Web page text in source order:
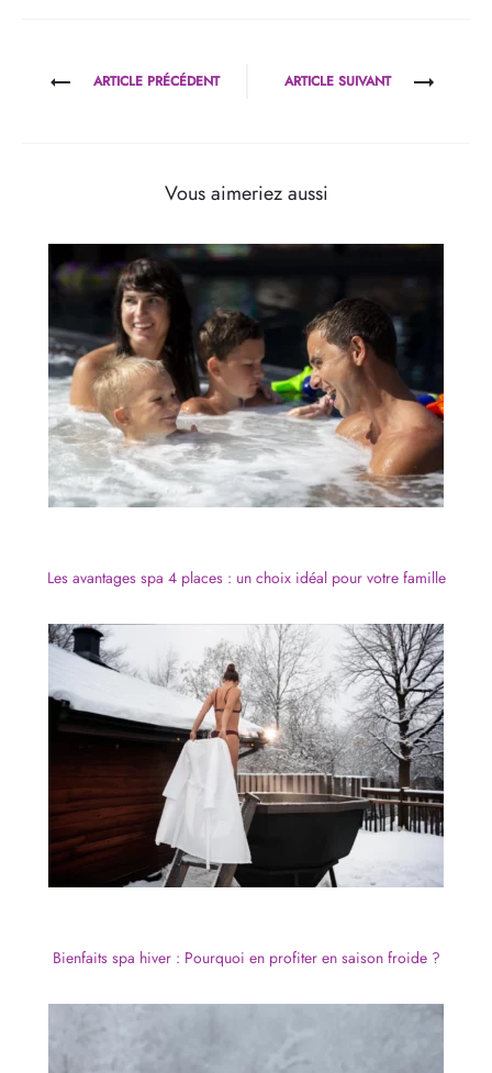
Navigation
ARTICLE PRÉCÉDENT ARTICLE SUIVANT
Vous aimeriez aussi
Les avantages spa 4 places : un choix idéal pour votre famille
Bienfaits spa hiver : Pourquoi en profiter en saison froide ?